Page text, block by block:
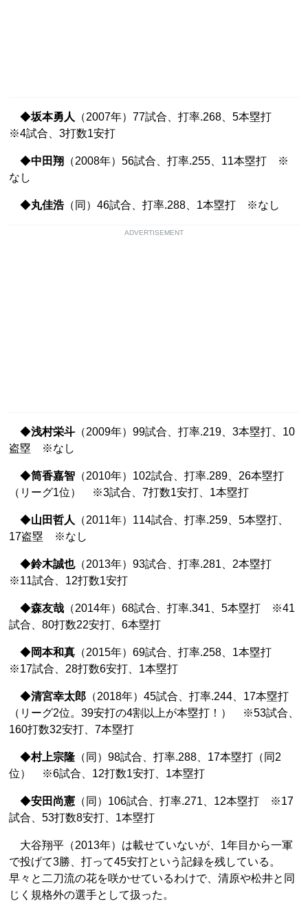
◆坂本勇人
（2007年）77試合、打率.268、5本塁打
※4試合、3打数1安打
◆中田翔
（2008年）56試合、打率.255、11本塁打 ※
なし
◆丸佳浩（同）46試合、打率.288、1本塁打 ※なし
ADVERTISEMENT
◆浅村栄斗 （2009年）99試合、打率.219、3本塁打、10
盗塁 ※なし
◆筒香嘉智 （2010年）102試合、打率.289、26本塁打
（リーグ1位） ※3試合、7打数1安打、1本塁打
◆山田哲人
（2011年）114試合、打率.259、5本塁打、
17盗塁 ※なし
◆鈴木誠也（2013年）93試合、打率.281、2本塁打
※11試合、12打数1安打
◆森友哉 （2014年）68試合、打率.341、5本塁打 ※41
試合、80打数22安打、6本塁打
◆岡本和真 （2015年）69試合、打率.258、1本塁打
※17試合、28打数6安打、1本塁打
◆清宮幸太郎 （2018年）45試合、打率.244、17本塁打
（リーグ2位。39安打の4割以上が本塁打！） ※53試合、
160打数32安打、7本塁打
◆村上宗隆 （同）98試合、打率.288、17本塁打（同2
位） ※6試合、12打数1安打、1本塁打
◆安田尚憲 （同）106試合、打率.271、12本塁打 ※17
試合、53打数8安打、1本塁打
大谷翔平（2013年）は載せていないが、1年目から一軍
で投げて3勝、打って45安打という記録を残している。
早々と二刀流の花を咲かせているわけで、清原や松井と同
じく規格外の選手として扱った。